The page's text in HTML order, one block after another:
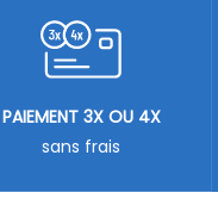
PAIEMENT 3X OU 4X
sans frais